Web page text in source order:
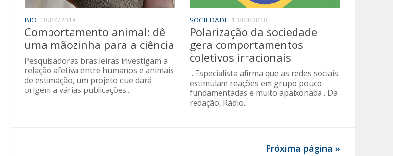
BIO 18/04/2018
Comportamento animal: dê
uma mãozinha para a ciência
Pesquisadoras brasileiras investigam a
relação afetiva entre humanos e animais
de estimação, um projeto que dará
origem a várias publicações...
SOCIEDADE 13/04/2018
Polarização da sociedade
gera comportamentos
coletivos irracionais
. Especialista afirma que as redes sociais
estimulam reações em grupo pouco
fundamentadas e muito apaixonada . Da
redação, Rádio...
Próxima página »